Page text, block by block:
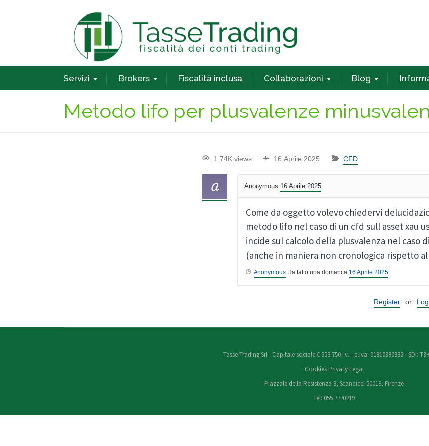
Servizi Brokers Fiscalità inclusa Collaborazioni Blog
Metodo lifo per plusvalenze
1.74K views 16 Aprile 2025 CFD
Anonymous 16 Aprile 2025
Come da oggetto volevo chiedervi
metodo lifo nel caso di un cfd sull asset xau
incide sul calcolo della plusvalenza nel caso
(anche in maniera non cronologica rispetto
Anonymous Ha fatto una domanda 16 Aprile 2025
Register or
Tasse Trading Srl - Capitale sociale € 353.750 i.v. - p.iva: 01810980332 - SDI:
Cookies Privacy Legal
Piazzale della Resistenza 3, Scandicci 50018, Firenze
Tel: 055 7770219